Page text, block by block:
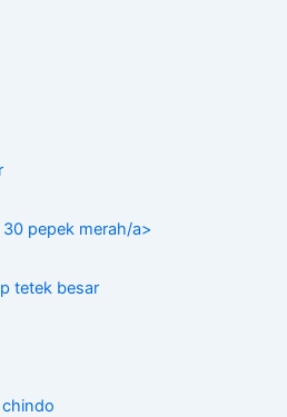
pepek merah/a>
tetek besar